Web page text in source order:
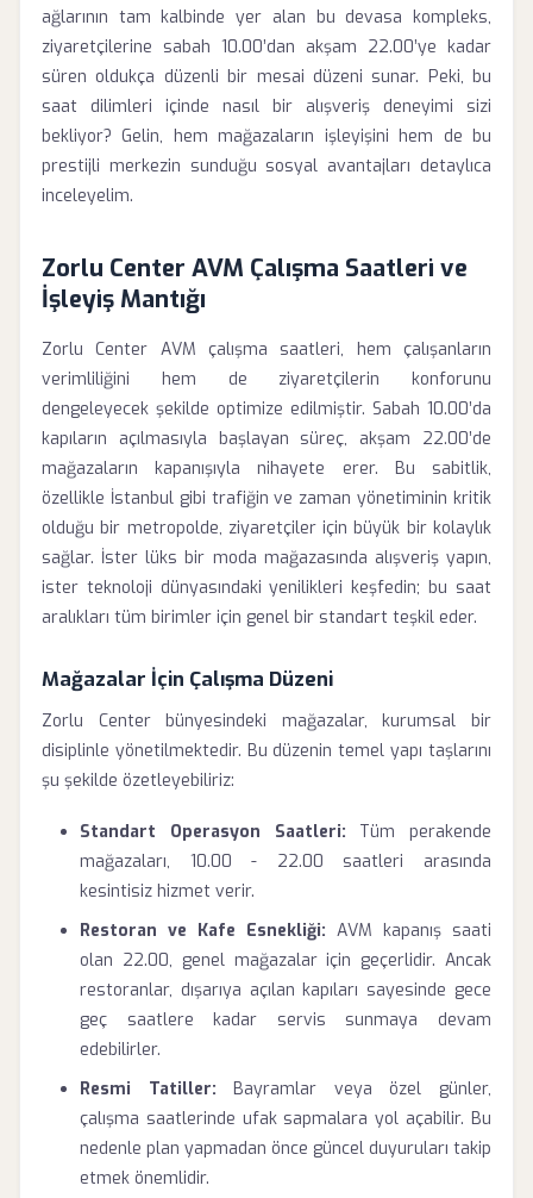
ağlarının tam kalbinde yer alan bu devasa kompleks,
ziyaretçilerine sabah 10.00’dan akşam 22.00’ye kadar
süren oldukça düzenli bir mesai düzeni sunar. Peki, bu
saat dilimleri içinde nasıl bir alışveriş deneyimi sizi
bekliyor? Gelin, hem mağazaların işleyişini hem de bu
prestijli merkezin sunduğu sosyal avantajları detaylıca
inceleyelim.
Zorlu Center AVM Çalışma Saatleri ve
İşleyiş Mantığı
Zorlu Center AVM çalışma saatleri, hem çalışanların
verimliliğini hem de ziyaretçilerin konforunu
dengeleyecek şekilde optimize edilmiştir. Sabah 10.00’da
kapıların açılmasıyla başlayan süreç, akşam 22.00’de
mağazaların kapanışıyla nihayete erer. Bu sabitlik,
özellikle İstanbul gibi trafiğin ve zaman yönetiminin kritik
olduğu bir metropolde, ziyaretçiler için büyük bir kolaylık
sağlar. İster lüks bir moda mağazasında alışveriş yapın,
ister teknoloji dünyasındaki yenilikleri keşfedin; bu saat
aralıkları tüm birimler için genel bir standart teşkil eder.
Mağazalar İçin Çalışma Düzeni
Zorlu Center bünyesindeki mağazalar, kurumsal bir
disiplinle yönetilmektedir. Bu düzenin temel yapı taşlarını
şu şekilde özetleyebiliriz:
Standart Operasyon Saatleri: Tüm perakende
mağazaları, 10.00 - 22.00 saatleri arasında
kesintisiz hizmet verir.
Restoran ve Kafe Esnekliği: AVM kapanış saati
olan 22.00, genel mağazalar için geçerlidir. Ancak
restoranlar, dışarıya açılan kapıları sayesinde gece
geç saatlere kadar servis sunmaya devam
edebilirler.
Resmi Tatiller: Bayramlar veya özel günler,
çalışma saatlerinde ufak sapmalara yol açabilir. Bu
nedenle plan yapmadan önce güncel duyuruları takip
etmek önemlidir.